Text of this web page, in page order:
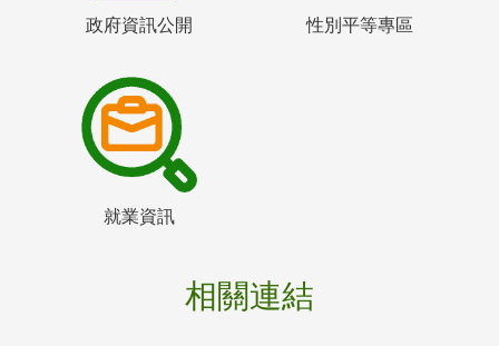
政府資訊公開 性別平等專區
就業資訊
相關連結